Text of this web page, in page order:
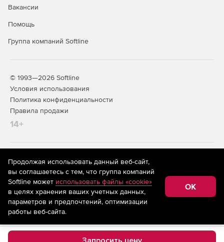
Вакансии
Помощь
Группа компаний Softline
© 1993—2026 Softline
Условия использования
Политика конфиденциальности
Правила продажи
14+
На информационном ресурсе store.softline.ru применяются
рекомендательные технологии
(информационные технологии
предоставления информации на основе сбора,
систематизации и анализа сведений, относящихся к
предпочтениям пользователей сети «Интернет»,
находящихся на территории Российской Федерации)
Продолжая использовать данный веб-сайт,
вы соглашаетесь с тем, что группа компаний
Softline может использовать файлы «cookie»
в целях хранения ваших учетных данных,
параметров и предпочтений, оптимизации
работы веб-сайта.
OK